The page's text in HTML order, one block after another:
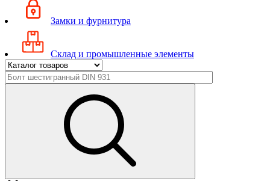
Замки и фурнитура
Склад и промышленные элементы